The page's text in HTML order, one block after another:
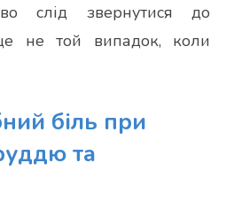
слід звернутися до
не той випадок, коли
біль при
та